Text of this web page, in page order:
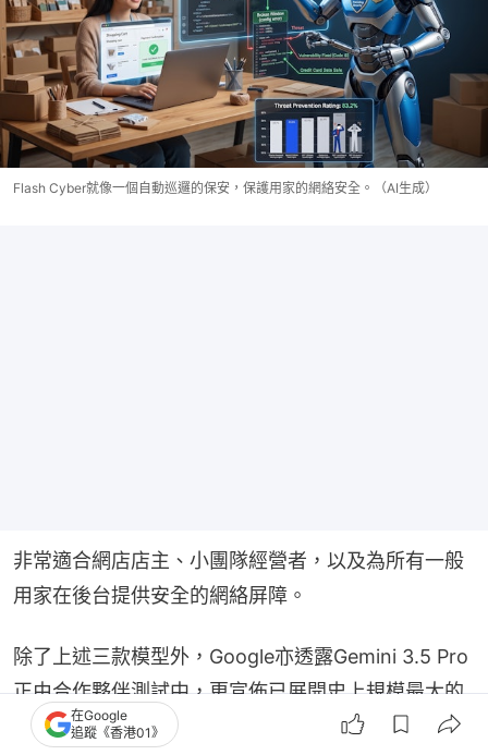
Flash Cyber就像一個自動巡邏的保安，保護用家的網絡安全。（AI生成）
非常適合網店店主、小團隊經營者，以及為所有一般
用家在後台提供安全的網絡屏障。
除了上述三款模型外，Google亦透露Gemini 3.5 Pro
正由合作夥伴測試中，更宣佈已展開史上規模最大的
Gemini 4預訓練工程！
在Google
追蹤《香港01》